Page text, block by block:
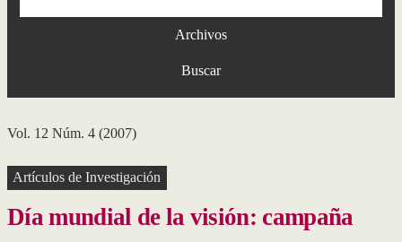
Archivos
Buscar
Vol. 12 Núm. 4 (2007)
Artículos de Investigación
Día mundial de la visión: campaña